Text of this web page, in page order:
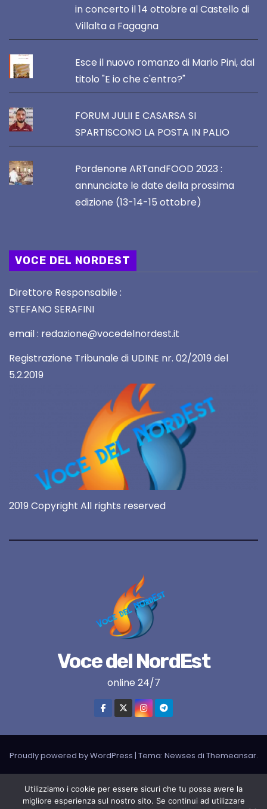
in concerto il 14 ottobre al Castello di
Villalta a Fagagna
Esce il nuovo romanzo di Mario Pini, dal
titolo "E io che c'entro?"
FORUM JULII E CASARSA SI
SPARTISCONO LA POSTA IN PALIO
Pordenone ARTandFOOD 2023 :
annunciate le date della prossima
edizione (13-14-15 ottobre)
VOCE DEL NORDEST
Direttore Responsabile :
STEFANO SERAFINI
email : redazione@vocedelnordest.it
Registrazione Tribunale di UDINE nr. 02/2019 del
5.2.2019
2019 Copyright All rights reserved
Voce del NordEst
online 24/7
Proudly powered by WordPress | Tema: Newses di Themeansar.
LIVE RADIO
RADIONORDEST Il mio account
Utilizziamo i cookie per essere sicuri che tu possa avere la
migliore esperienza sul nostro sito. Se continui ad utilizzare